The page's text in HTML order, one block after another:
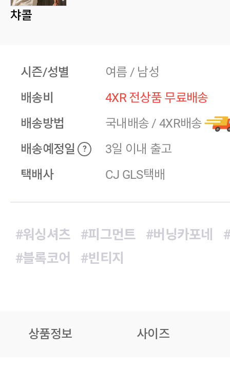
챠콜
시즌/성별
여름 / 남성
배송비
4XR 전상품 무료배송
배송방법
국내배송 / 4XR배송
배송예정일
?
3일 이내 출고
택배사
CJ GLS택배
#워싱셔츠 #피그먼트 #버닝카포네
#블록코어
#빈티지
상품정보 사이즈